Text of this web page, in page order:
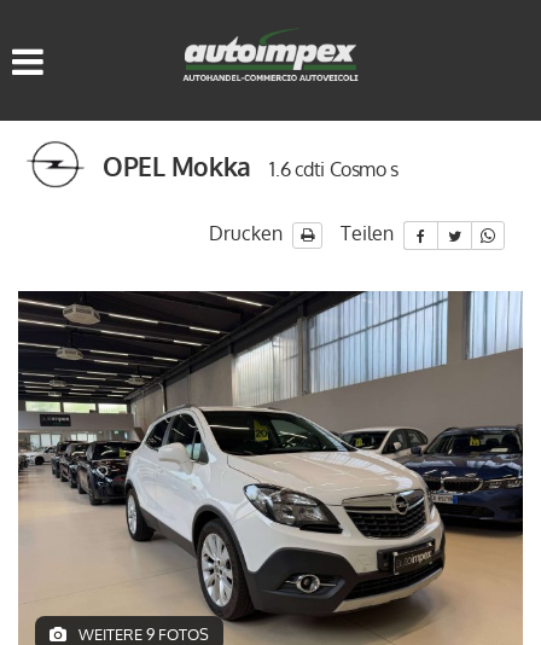
WIR KAUFEN GEBRAUCHT
KONTAKTE
SPRACHE:
ITALIANO
DEUTSCH
OPEL Mokka 1.6 cdti Cosmo s
Drucken Teilen
WEITERE 9 FOTOS